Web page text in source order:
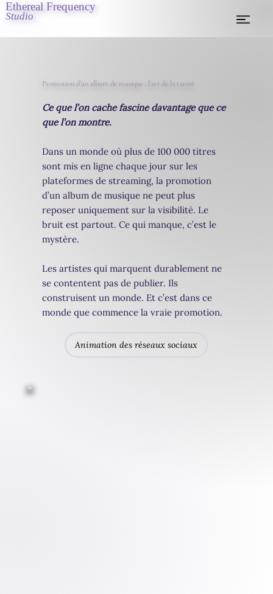
Ethereal Frequency
Studio
Promotion d’un album de musique : l’art de la rareté
Ce que l’on cache fascine davantage que ce
que l’on montre.
Dans un monde où plus de 100 000 titres
sont mis en ligne chaque jour sur les
plateformes de streaming, la promotion
d’un album de musique ne peut plus
reposer uniquement sur la visibilité. Le
bruit est partout. Ce qui manque, c’est le
mystère.
Les artistes qui marquent durablement ne
se contentent pas de publier. Ils
construisent un monde. Et c’est dans ce
monde que commence la vraie promotion.
Animation des réseaux sociaux